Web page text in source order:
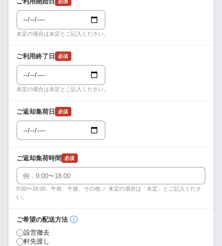
未定の場合は未定とご記入ください。
ご利用終了日 必須
未定の場合は未定とご記入ください。
ご返却集荷日 必須
ご返却集荷時間 必須
9:00〜18:00、午前、午後、その他 ／ 未定の場合は「未定」とご記入くださ
い。
ご希望の配送方法 ⓘ
設営撤去
軒先渡し